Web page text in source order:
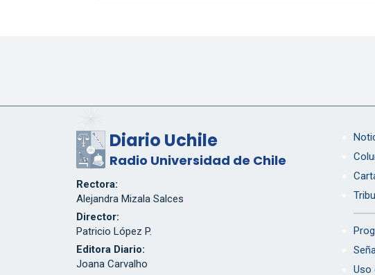
Diario Uchile
Radio Universidad de Chile
Rectora:
Alejandra Mizala Salces
Director:
Patricio López P.
Editora Diario:
Joana Carvalho
Uso